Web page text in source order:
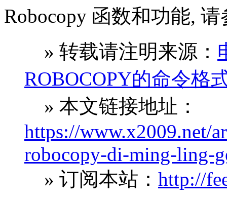
Robocopy 函数和功能, 请
» 转载请注明来源：
ROBOCOPY的命令格
» 本文链接地址：
https://www.x2009.net/
robocopy-di-ming-ling-
» 订阅本站： http://